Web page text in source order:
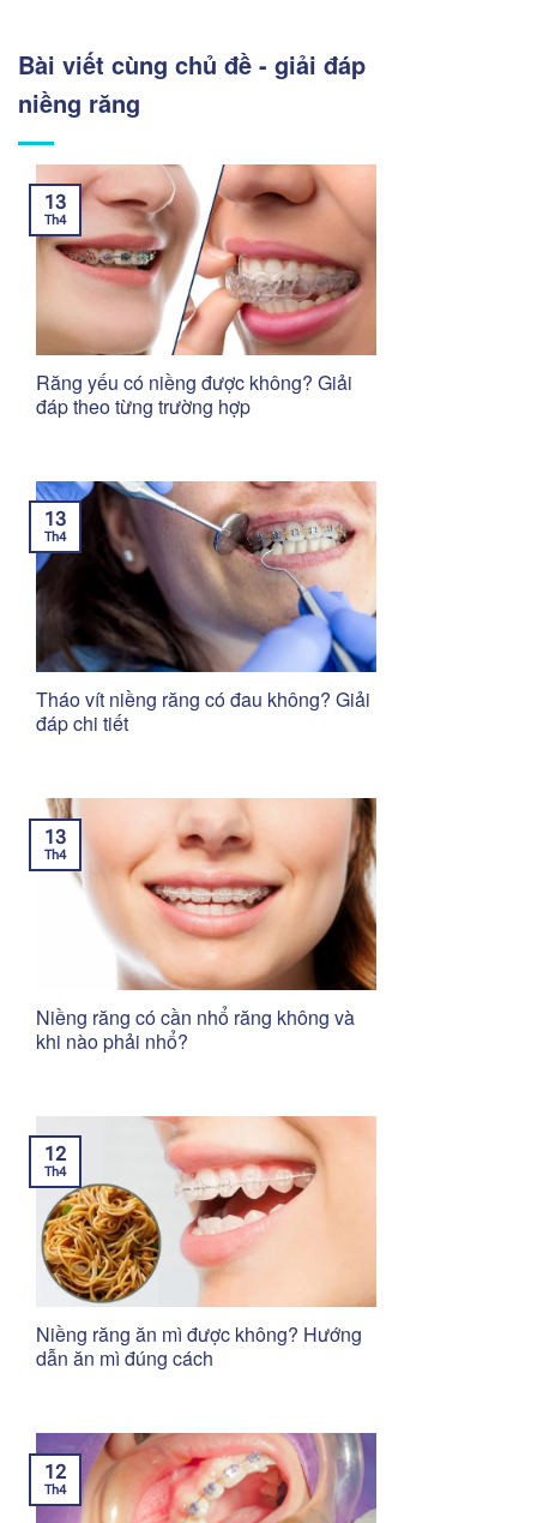
Bài viết cùng chủ đề - giải đáp
niềng răng
Răng yếu có niềng được không? Giải
đáp theo từng trường hợp
13
Th4
Tháo vít niềng răng có đau không? Giải
đáp chi tiết
13
Th4
Niềng răng có cần nhổ răng không và
khi nào phải nhổ?
13
Th4
Niềng răng ăn mì được không? Hướng
dẫn ăn mì đúng cách
12
Th4
12
Th4